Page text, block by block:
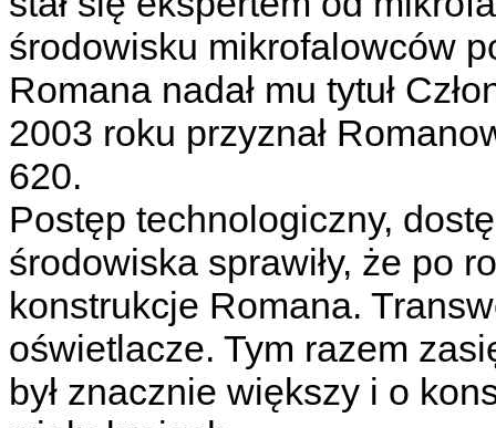
środowisku mikrofalowców
Romana nadał mu tytuł
2003 roku przyznał
620.
Postęp technologiczny,
środowiska sprawiły, że po
konstrukcje Romana.
oświetlacze. Tym razem
był znacznie większy i o